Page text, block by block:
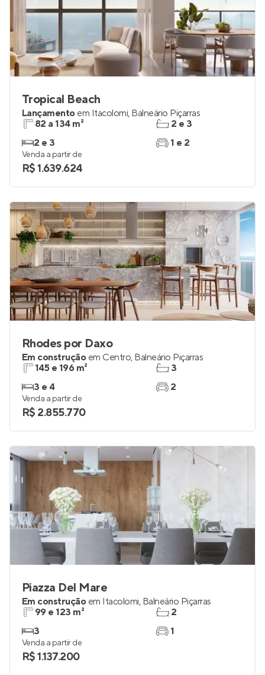
Tropical Beach
Lançamento em Itacolomi, Balneário Piçarras
82 a 134 m²
2 e 3
2 e 3
1 e 2
Venda a partir de
R$ 1.639.624
Rhodes por Daxo
Em construção em Centro, Balneário Piçarras
145 e 196 m²
3 e 4
3
2
Venda a partir de
R$ 2.855.770
Piazza Del Mare
Em construção em Itacolomi, Balneário Piçarras
99 e 123 m²
3
2
1
Venda a partir de
R$ 1.137.200